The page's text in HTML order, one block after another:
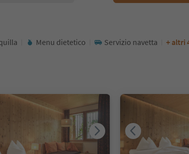
Menu dietetico Servizio navetta + altri